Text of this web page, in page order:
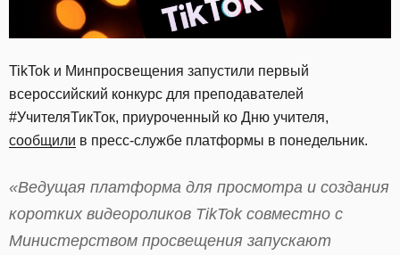
TikTok и Минпросвещения запустили первый
всероссийский конкурс для преподавателей
#УчителяТикТок, приуроченный ко Дню учителя,
сообщили в пресс-службе платформы в понедельник.
«Ведущая платформа для просмотра и создания
коротких видеороликов TikTok совместно с
Министерством просвещения запускают